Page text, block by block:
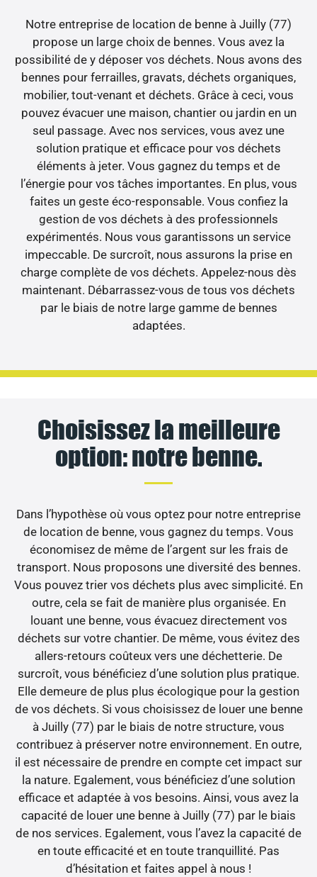
Notre entreprise de location de benne à Juilly (77)
propose un large choix de bennes. Vous avez la
possibilité de y déposer vos déchets. Nous avons des
bennes pour ferrailles, gravats, déchets organiques,
mobilier, tout-venant et déchets. Grâce à ceci, vous
pouvez évacuer une maison, chantier ou jardin en un
seul passage. Avec nos services, vous avez une
solution pratique et efficace pour vos déchets
éléments à jeter. Vous gagnez du temps et de
l’énergie pour vos tâches importantes. En plus, vous
faites un geste éco-responsable. Vous confiez la
gestion de vos déchets à des professionnels
expérimentés. Nous vous garantissons un service
impeccable. De surcroît, nous assurons la prise en
charge complète de vos déchets. Appelez-nous dès
maintenant. Débarrassez-vous de tous vos déchets
par le biais de notre large gamme de bennes
adaptées.
Choisissez la meilleure
option: notre benne.
Dans l’hypothèse où vous optez pour notre entreprise
de location de benne, vous gagnez du temps. Vous
économisez de même de l’argent sur les frais de
transport. Nous proposons une diversité des bennes.
Vous pouvez trier vos déchets plus avec simplicité. En
outre, cela se fait de manière plus organisée. En
louant une benne, vous évacuez directement vos
déchets sur votre chantier. De même, vous évitez des
allers-retours coûteux vers une déchetterie. De
surcroît, vous bénéficiez d’une solution plus pratique.
Elle demeure de plus plus écologique pour la gestion
de vos déchets. Si vous choisissez de louer une benne
à Juilly (77) par le biais de notre structure, vous
contribuez à préserver notre environnement. En outre,
il est nécessaire de prendre en compte cet impact sur
la nature. Egalement, vous bénéficiez d’une solution
efficace et adaptée à vos besoins. Ainsi, vous avez la
capacité de louer une benne à Juilly (77) par le biais
de nos services. Egalement, vous l’avez la capacité de
en toute efficacité et en toute tranquillité. Pas
d’hésitation et faites appel à nous !